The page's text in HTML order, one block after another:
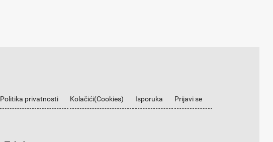
Politika privatnosti Kolačići(Cookies) Isporuka Prijavi se